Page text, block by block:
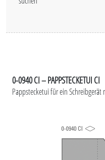
0-0940 CI – PAPPSTECKETUI CI
Pappstecketui für ein Schreibgerät